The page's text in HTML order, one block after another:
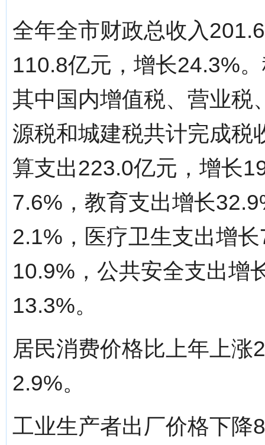
全年全市财政总收入
110.8亿元，增长24.3%
其中国内增值税、营业税
源税和城建税共计完成税
算支出223.0亿元，增长
7.6%，教育支出增长
2.1%，医疗卫生支出增
10.9%，公共安全支出增
13.3%。
居民消费价格比上年上
2.9%。
工业生产者出厂价格下降